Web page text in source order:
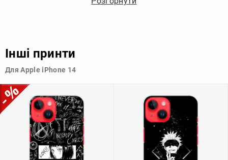
підібрати той, що найбільше відповідає вашому стилю та
допомагає захистити ваш пристрій, зберегти його цінність і
додати зручності в користуванні.
Інші принти
Для Apple iPhone 14